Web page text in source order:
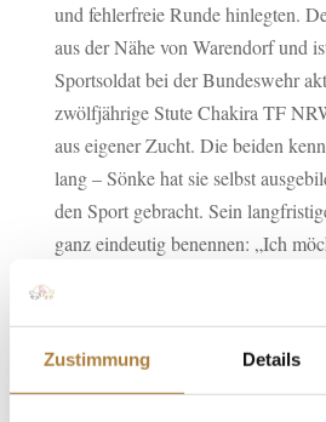
Zustimmung Details
und fehlerfreie Runde hinlegten.
aus der Nähe von Warendorf und
Sportsoldat bei der Bundeswehr
zwölfjährige Stute Chakira TF
aus eigener Zucht. Die beiden
lang – Sönke hat sie selbst
den Sport gebracht. Sein
ganz eindeutig benennen: „Ich
Pia-Luise Baur (Durmersheim
ersten Mal in Aachen und wurde
zehnjährigen Wallach reitet sie